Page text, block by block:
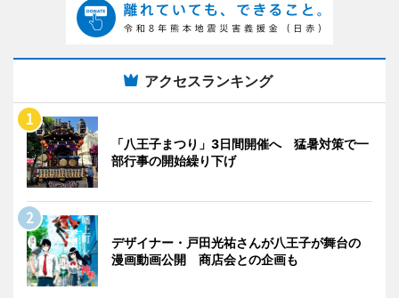
アクセスランキング
「八王子まつり」3日間開催へ 猛暑対策で一
部行事の開始繰り下げ
デザイナー・戸田光祐さんが八王子が舞台の
漫画動画公開 商店会との企画も